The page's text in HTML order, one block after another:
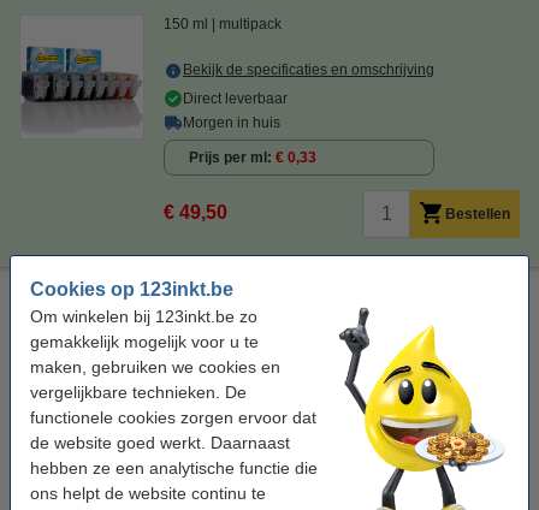
Cookies op 123inkt.be
Om winkelen bij 123inkt.be zo
gemakkelijk mogelijk voor u te
maken, gebruiken we cookies en
vergelijkbare technieken. De
functionele cookies zorgen ervoor dat
de website goed werkt. Daarnaast
hebben ze een analytische functie die
ons helpt de website continu te
150 ml multipack
Bekijk de specificaties en omschrijving
Direct leverbaar
Morgen in huis
Prijs per ml € 0,33
€ 49,50 Bestellen
Canon reinigingsset BCI-3eBK + BCI-6C/M/Y (zwart + 3
kleuren)
Bekijk de specificaties en omschrijving
Direct leverbaar
Morgen in huis
€ 9,00 Bestellen